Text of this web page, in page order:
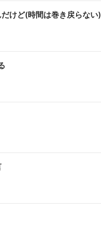
けど(時間は巻き戻らない)